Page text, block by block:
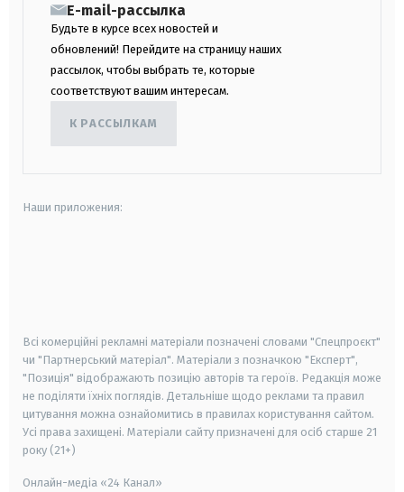
E-mail-рассылка
Будьте в курсе всех новостей и
обновлений! Перейдите на страницу наших
рассылок, чтобы выбрать те, которые
соответствуют вашим интересам.
К РАССЫЛКАМ
Наши приложения:
Всі комерційні рекламні матеріали позначені словами "Спецпроєкт"
чи "Партнерський матеріал". Матеріали з позначкою "Експерт",
"Позиція" відображають позицію авторів та героїв. Редакція може
не поділяти їхніх поглядів. Детальніше щодо реклами та правил
цитування можна ознайомитись в правилах користування сайтом.
Усі права захищені. Матеріали сайту призначені для осіб старше 21
року (21+)
Онлайн-медіа «24 Канал»